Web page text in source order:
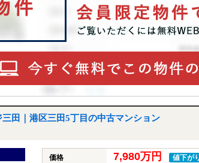
田｜港区三田5丁目の中古マンション
価格 7,980万円 値下が